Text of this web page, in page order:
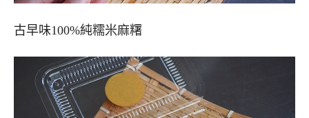
古早味100%純糯米麻糬